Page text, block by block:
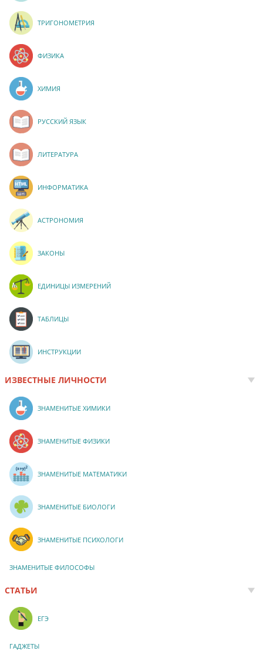
ТРИГОНОМЕТРИЯ
ФИЗИКА
ХИМИЯ
РУССКИЙ ЯЗЫК
ЛИТЕРАТУРА
ИНФОРМАТИКА
АСТРОНОМИЯ
ЗАКОНЫ
ЕДИНИЦЫ ИЗМЕРЕНИЙ
ТАБЛИЦЫ
ИНСТРУКЦИИ
ИЗВЕСТНЫЕ ЛИЧНОСТИ
ЗНАМЕНИТЫЕ ХИМИКИ
ЗНАМЕНИТЫЕ ФИЗИКИ
ЗНАМЕНИТЫЕ МАТЕМАТИКИ
ЗНАМЕНИТЫЕ БИОЛОГИ
ЗНАМЕНИТЫЕ ПСИХОЛОГИ
ЗНАМЕНИТЫЕ ФИЛОСОФЫ
СТАТЬИ
ЕГЭ
ГАДЖЕТЫ